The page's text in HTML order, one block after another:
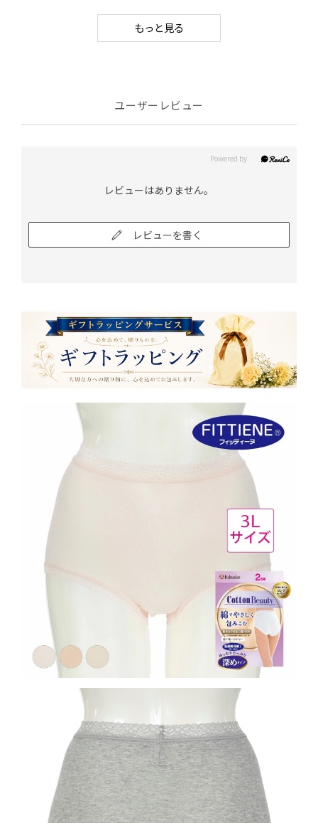
もっと見る
ユーザーレビュー
レビューはありません。
レビューを書く